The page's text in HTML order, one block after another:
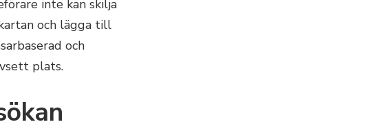
inte kan skilja
och lägga till
och
plats.